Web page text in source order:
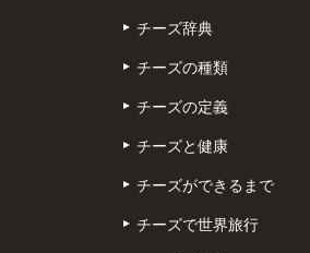
チーズ辞典
チーズの種類
チーズの定義
チーズと健康
チーズができるまで
チーズで世界旅行